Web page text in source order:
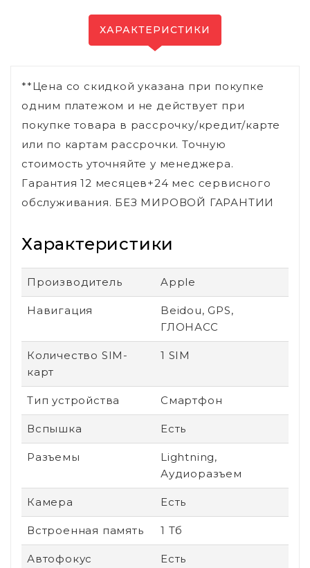
ХАРАКТЕРИСТИКИ
**Цена со скидкой указана при покупке
одним платежом и не действует при
покупке товара в рассрочку/кредит/карте
или по картам рассрочки. Точную
стоимость уточняйте у менеджера.
Гарантия 12 месяцев+24 мес сервисного
обслуживания. БЕЗ МИРОВОЙ ГАРАНТИИ
Характеристики
Производитель Apple
Навигация
Beidou, GPS,
ГЛОНАСС
Количество SIM-
карт
1 SIM
Тип устройства Смартфон
Вспышка Есть
Разъемы
Lightning,
Аудиоразъем
Камера Есть
Встроенная память 1 Тб
Автофокус Есть